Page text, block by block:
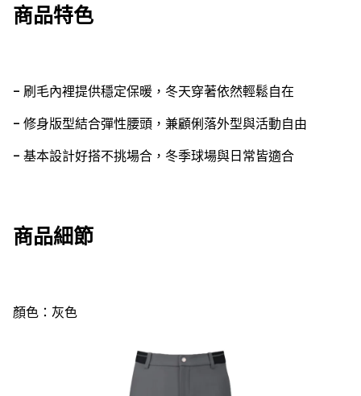
商品特色
- 刷毛內裡提供穩定保暖，冬天穿著依然輕鬆自在
- 修身版型結合彈性腰頭，兼顧俐落外型與活動自由
- 基本設計好搭不挑場合，冬季球場與日常皆適合
商品細節
顏色：灰色